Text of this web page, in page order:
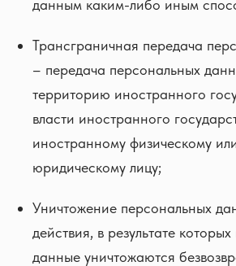
данным каким-либо иным
Трансграничная передача
– передача персональных
территорию иностранного
власти иностранного
иностранному физическому
юридическому лицу;
Уничтожение персональных
действия, в результате
данные уничтожаются